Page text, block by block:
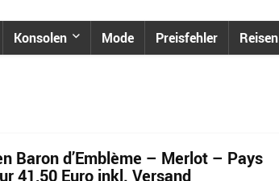
Konsolen Mode Preisfehler Reisen
Baron d’Emblème – Merlot – Pays
41,50 Euro inkl. Versand